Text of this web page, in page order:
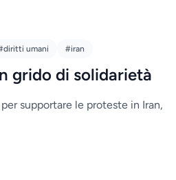
umani #iran
grido di solidarietà
supportare le proteste in Iran,